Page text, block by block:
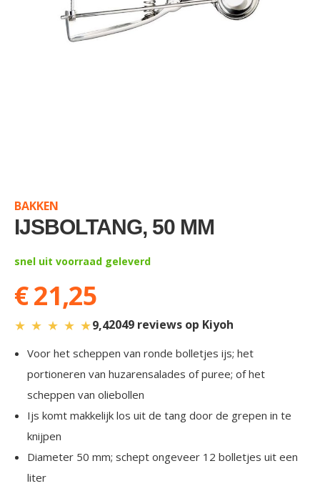
beginning
of
the
gallery
BAKKEN
IJSBOLTANG, 50 MM
snel uit voorraad geleverd
€ 21,25
★ ★ ★ ★ ★9,42049 reviews op Kiyoh
Voor het scheppen van ronde bolletjes ijs; het
portioneren van huzarensalades of puree; of het
scheppen van oliebollen
Ijs komt makkelijk los uit de tang door de grepen in te
knijpen
Diameter 50 mm; schept ongeveer 12 bolletjes uit een
liter